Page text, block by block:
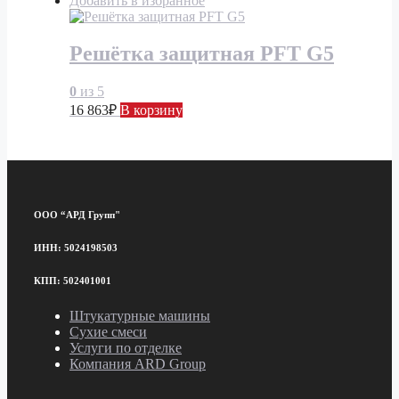
Решётка защитная PFT G5
0 из 5
16 863₽ В корзину
ООО “АРД Групп"
ИНН: 5024198503
КПП: 502401001
Штукатурные машины
Сухие смеси
Услуги по отделке
Компания ARD Group